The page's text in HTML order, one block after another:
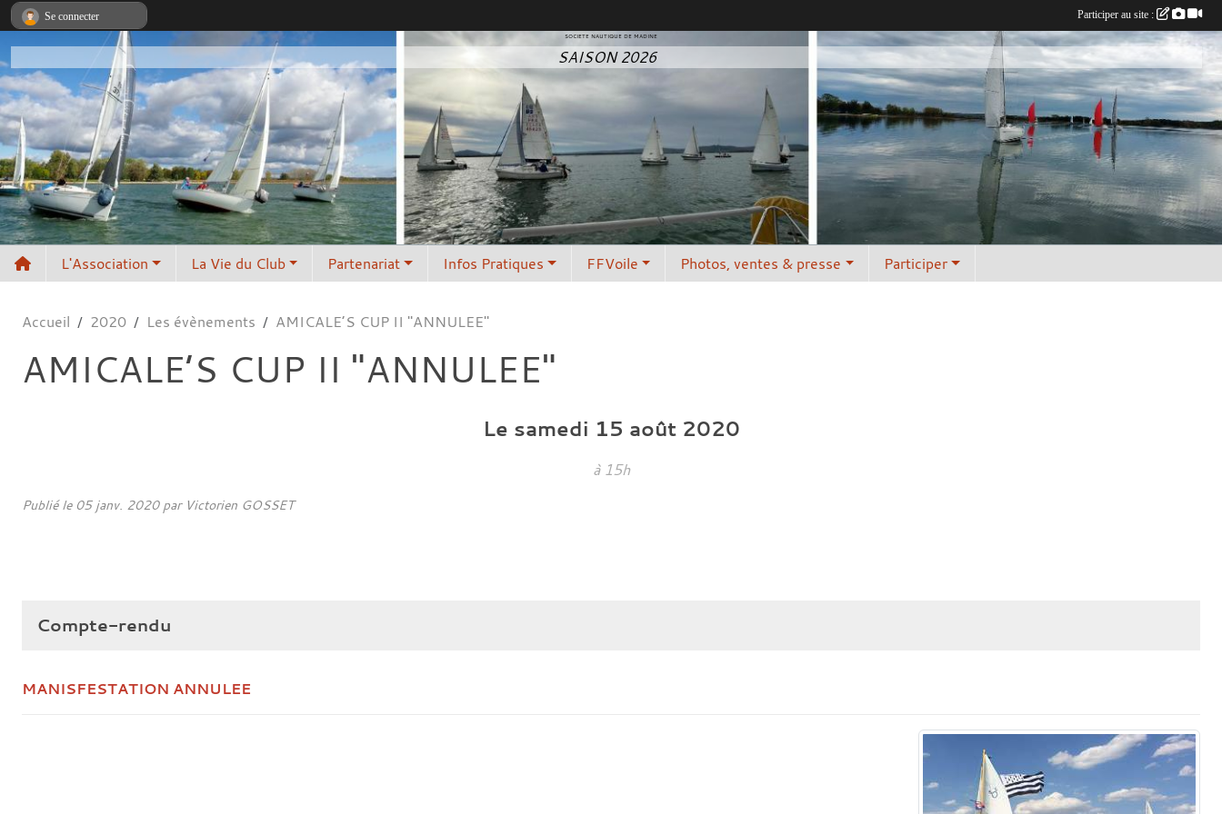
SOCIETE NAUTIQUE DE MADINE
SAISON 2026
L'Association La Vie du Club Partenariat Infos Pratiques FFVoile Photos, ventes & presse Participer
Accueil 2020 Les évènements AMICALE’S CUP II "ANNULEE"
AMICALE’S CUP II "ANNULEE"
Le samedi 15 août 2020
à 15h
Publié le 05 janv. 2020par Victorien GOSSET
Compte-rendu
MANISFESTATION ANNULEE
Se connecter Participer au site :
Panneau de gestion des cookies